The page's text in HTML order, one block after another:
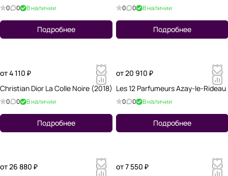
0 0 В наличии
Подробнее
0 0 В наличии
Подробнее
от 4 110 ₽
Christian Dior La Colle Noire (2018)
0 0 В наличии
Подробнее
от 20 910 ₽
Les 12 Parfumeurs Azay-le-Rideau
0 0 В наличии
Подробнее
от 26 880 ₽ от 7 550 ₽